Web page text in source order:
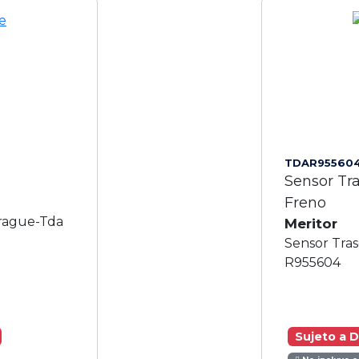
Tda
Sensor
Freno
Meritor
Sensor
R955604
Sujeto a